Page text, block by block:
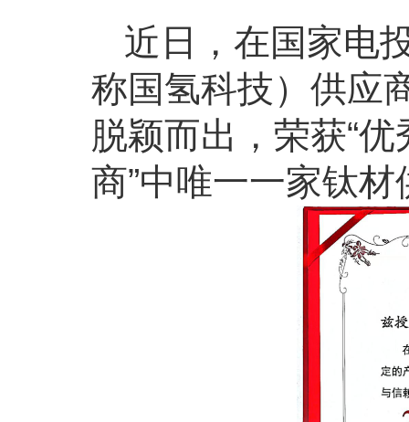
近日，在国家电
称国氢科技）供应
脱颖而出，荣获“
商”中唯一一家钛材